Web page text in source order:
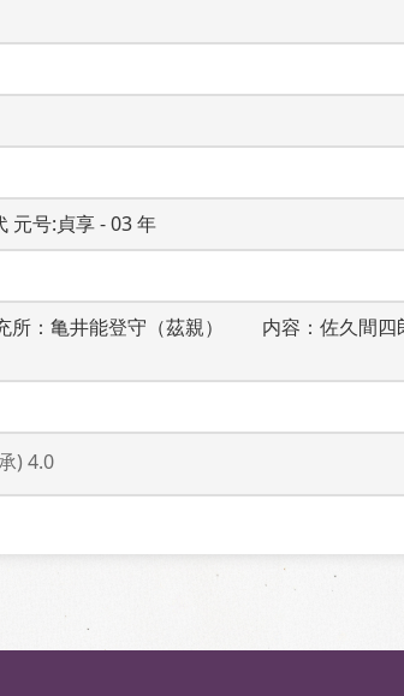
元号:貞享 - 03 年
所：亀井能登守（茲親）　　内容：佐久間
) 4.0